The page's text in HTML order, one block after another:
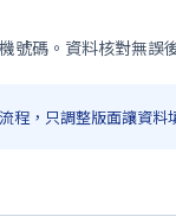
號碼。資料核對無誤
程，只調整版面讓資料